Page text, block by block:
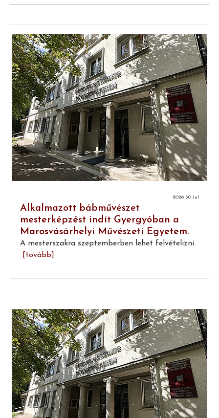
2026 30 Jul
Alkalmazott bábművészet
mesterképzést indít Gyergyóban a
Marosvásárhelyi Művészeti Egyetem.
A mesterszakra szeptemberben lehet felvételizni.
[tovább]